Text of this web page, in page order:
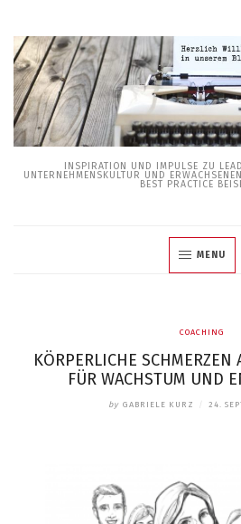
Skip
to
content
INSPIRATION UND IMPULSE ZU
UNTERNEHMENSKULTUR UND
BEST PRACTICE
MENU
COACHING
KÖRPERLICHE SCHMERZEN
FÜR WACHSTUM UND
by GABRIELE KURZ 24.